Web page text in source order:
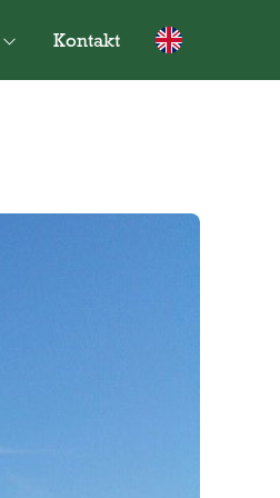
Kontakt